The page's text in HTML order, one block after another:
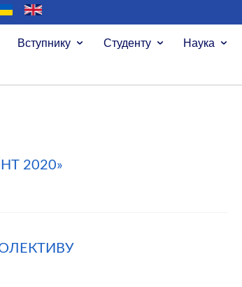
Вступнику Студенту Наука
2020»